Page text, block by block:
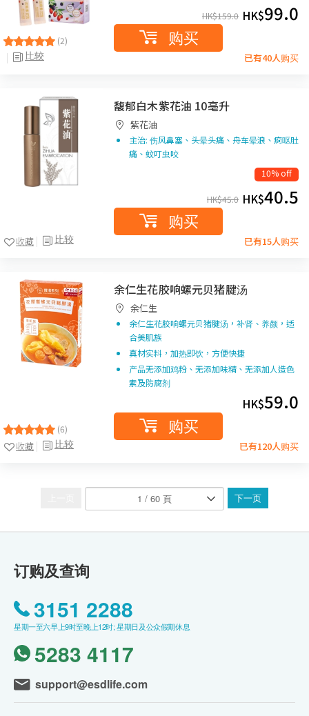
(2)
比较
HK$159.0 HK$99.0
购买
已有40人购买
比较
收藏
馥郁白木紫花油 10亳升
紫花油
主治: 伤风鼻塞、头晕头痛、舟车晕浪、痾呕肚
痛、蚊叮虫咬
10% off
HK$45.0 HK$40.5
购买
已有15人购买
(6)
比较
收藏
余仁生花胶响螺元贝猪腱汤
余仁生
余仁生花胶响螺元贝猪腱汤，补肾、养颜，适
合美肌族
真材实料，加热即饮，方便快捷
产品无添加鸡粉、无添加味精、无添加人造色
素及防腐剂
HK$59.0
购买
已有120人购买
下一页
订购及查询
3151 2288
星期一至六早上9时至晚上12时; 星期日及公众假期休息
5283 4117
support@esdlife.com